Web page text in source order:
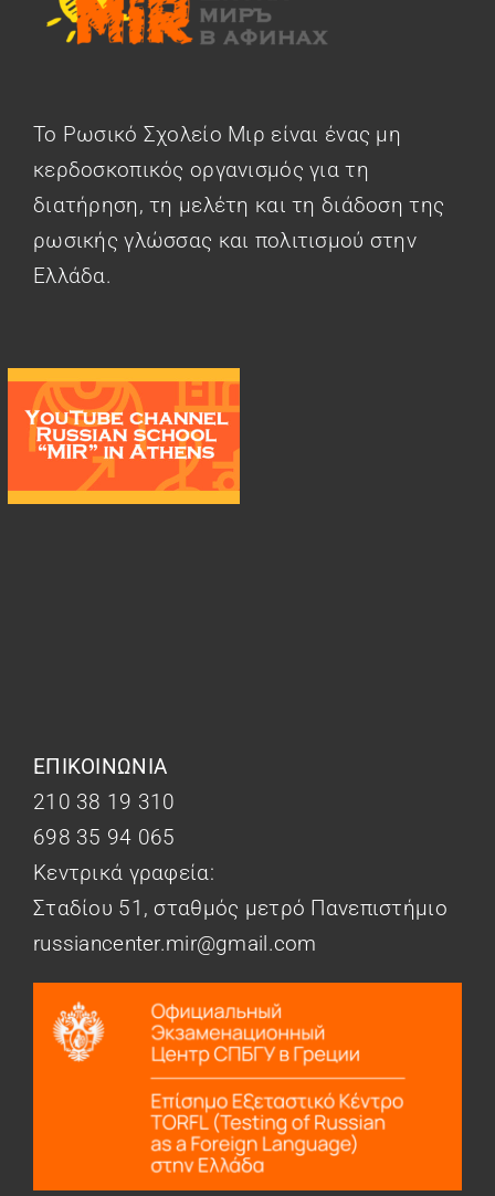
Το Ρωσικό Σχολείο Μιρ είναι ένας μη
κερδοσκοπικός οργανισμός για τη
διατήρηση, τη μελέτη και τη διάδοση της
ρωσικής γλώσσας και πολιτισμού στην
Ελλάδα.
ΕΠΙΚΟΙΝΩΝΙΑ
210 38 19 310
698 35 94 065
Κεντρικά γραφεία:
Σταδίου 51, σταθμός μετρό Πανεπιστήμιο
russiancenter.mir@gmail.com